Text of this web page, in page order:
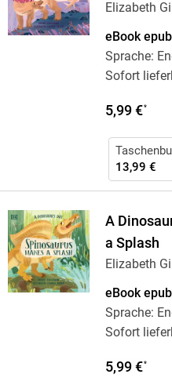
Elizabeth
eBook epub
Sprache:
Sofort
5,99 €*
13,99 €
A
a Splash
Elizabeth
eBook epub
Sprache:
Sofort
5,99 €*